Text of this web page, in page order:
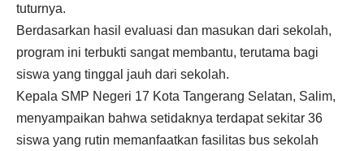
tuturnya.
Berdasarkan hasil evaluasi dan masukan dari sekolah,
program ini terbukti sangat membantu, terutama bagi
siswa yang tinggal jauh dari sekolah.
Kepala SMP Negeri 17 Kota Tangerang Selatan, Salim,
menyampaikan bahwa setidaknya terdapat sekitar 36
siswa yang rutin memanfaatkan fasilitas bus sekolah